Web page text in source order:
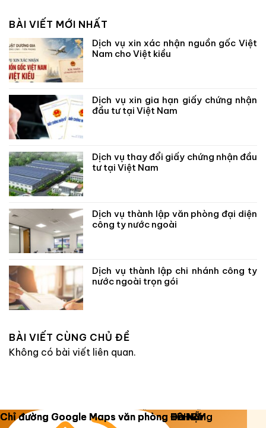
BÀI VIẾT MỚI NHẤT
Dịch vụ xin xác nhận nguồn gốc Việt
Nam cho Việt kiều
Dịch vụ xin gia hạn giấy chứng nhận
đầu tư tại Việt Nam
Dịch vụ thay đổi giấy chứng nhận đầu
tư tại Việt Nam
Dịch vụ thành lập văn phòng đại diện
công ty nước ngoài
Dịch vụ thành lập chi nhánh công ty
nước ngoài trọn gói
BÀI VIẾT CÙNG CHỦ ĐỀ
Không có bài viết liên quan.
Copyright 2026 © Luật Dương Gia